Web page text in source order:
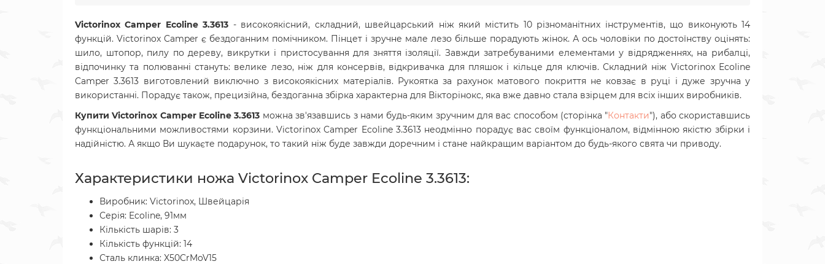
Victorinox Camper Ecoline 3.3613 - високоякісний, складний, швейцарський ніж який містить 10 різноманітних інструментів, що виконують 14
функцій. Victorinox Camper є бездоганним помічником. Пінцет і зручне мале лезо більше порадують жінок. А ось чоловіки по достоїнству оцінять:
шило, штопор, пилу по дереву, викрутки і пристосування для зняття ізоляції. Завжди затребуваними елементами у відрядженнях, на рибалці,
відпочинку та полюванні стануть: велике лезо, ніж для консервів, відкривачка для пляшок і кільце для ключів. Складний ніж Victorinox Ecoline
Camper 3.3613 виготовлений виключно з високоякісних матеріалів. Рукоятка за рахунок матового покриття не ковзає в руці і дуже зручна у
використанні. Порадує також, прецизійна, бездоганна збірка характерна для Вікторінокс, яка вже давно стала взірцем для всіх інших виробників.
Купити Victorinox CamperEcoline 3.3613 можна зв'язавшись з нами будь-яким зручним для вас способом (сторінка "Контакти"), або скориставшись
функціональними можливостями корзини. VictorinoxCamper Ecoline 3.3613 неодмінно порадує вас своїм функціоналом, відмінною якістю збірки і
надійністю. А якщо Ви шукаєте подарунок, то такий ніж буде завжди доречним і стане найкращим варіантом до будь-якого свята чи приводу.
Характеристики ножа Victorinox Camper Ecoline 3.3613:
Виробник: Victorinox, Швейцарія
Серія: Ecoline, 91мм
Кількість шарів: 3
Кількість функцій: 14
Сталь клинка: X50CrMoV15